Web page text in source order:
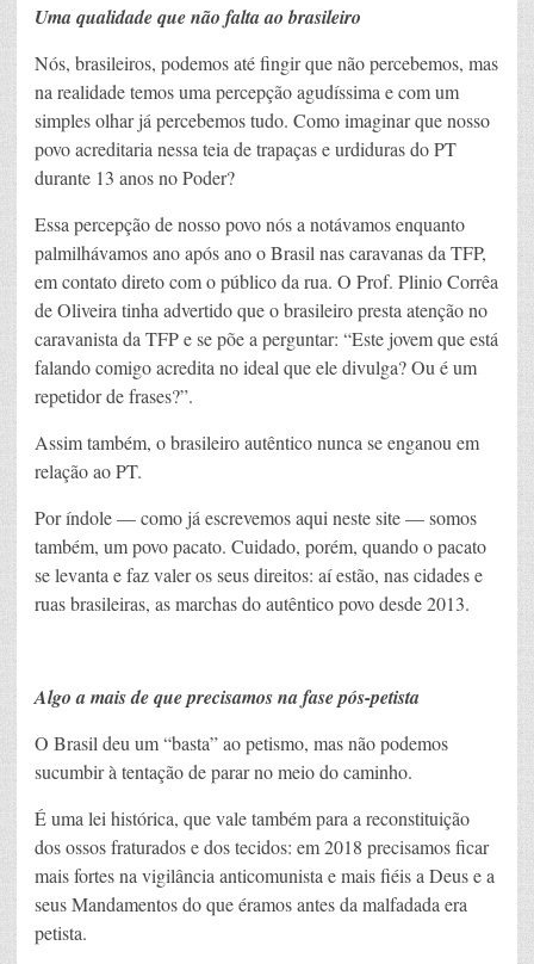
Uma qualidade que não falta ao brasileiro
Nós, brasileiros, podemos até fingir que não percebemos, mas
na realidade temos uma percepção agudíssima e com um
simples olhar já percebemos tudo. Como imaginar que nosso
povo acreditaria nessa teia de trapaças e urdiduras do PT
durante 13 anos no Poder?
Essa percepção de nosso povo nós a notávamos enquanto
palmilhávamos ano após ano o Brasil nas caravanas da TFP,
em contato direto com o público da rua. O Prof. Plinio Corrêa
de Oliveira tinha advertido que o brasileiro presta atenção no
caravanista da TFP e se põe a perguntar: “Este jovem que está
falando comigo acredita no ideal que ele divulga? Ou é um
repetidor de frases?”.
Assim também, o brasileiro autêntico nunca se enganou em
relação ao PT.
Por índole — como já escrevemos aqui neste site — somos
também, um povo pacato. Cuidado, porém, quando o pacato
se levanta e faz valer os seus direitos: aí estão, nas cidades e
ruas brasileiras, as marchas do autêntico povo desde 2013.
Algo a mais de que precisamos na fase pós-petista
O Brasil deu um “basta” ao petismo, mas não podemos
sucumbir à tentação de parar no meio do caminho.
É uma lei histórica, que vale também para a reconstituição
dos ossos fraturados e dos tecidos: em 2018 precisamos ficar
mais fortes na vigilância anticomunista e mais fiéis a Deus e a
seus Mandamentos do que éramos antes da malfadada era
petista.